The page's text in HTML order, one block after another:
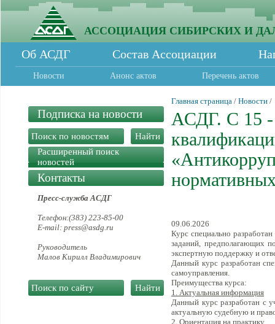
АССОЦИАЦИЯ СИБИРСКИХ И
Об АСДГ Состав Ассоциации
Новости Анонс актов Перечень актов
Подписка на новости
Расширенный поиск
новостей
Контакты
Пресс-служба АСДГ
Телефон:(383) 223-85-00
E-mail: press@asdg.ru
Руководитель
Малов Кирилл Владимирович
Главная страница / Новости /
АСДГ. С 15 -
09.06.2026
Курс специально
заданий, предполагающих
экспертную поддержку и
Данный курс разработан
самоуправления.
Преимущества курса:
1. Актуальная информация
Данный курс разработан с
актуальную судебную и
2. Ориентация на практику